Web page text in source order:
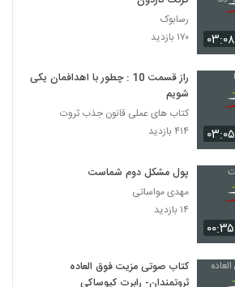
۰۳:۰۸
رسابوک
۱۷۰ بازدید
۰۳:۰۵
راز قسمت 10 : چطور با اهدافمان یکی
شویم
کتاب های عملی قانون جذب ثروت
۴۱۴ بازدید
۰۰:۳۵
پول مشکل دوم شماست
مهدی مواساتی
۱۴ بازدید
کتاب صوتی مزیت فوق العاده
ثروتمندان- رابرت کیوساکی